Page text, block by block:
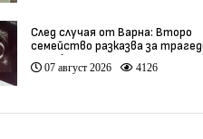
След случая от Варна: Второ
семейство разказва за
след бременност при същия
(видео)
07 август 2026 4126